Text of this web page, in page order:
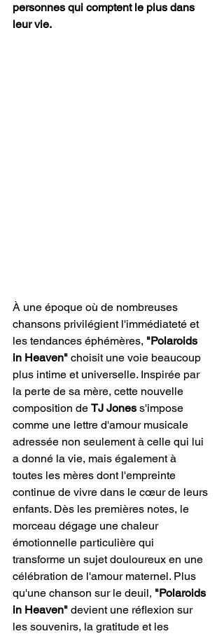
personnes qui comptent le plus dans
leur vie.
À une époque où de nombreuses
chansons privilégient l'immédiateté et
les tendances éphémères, "Polaroids
in Heaven" choisit une voie beaucoup
plus intime et universelle. Inspirée par
la perte de sa mère, cette nouvelle
composition de TJ Jones s'impose
comme une lettre d'amour musicale
adressée non seulement à celle qui lui
a donné la vie, mais également à
toutes les mères dont l'empreinte
continue de vivre dans le cœur de leurs
enfants. Dès les premières notes, le
morceau dégage une chaleur
émotionnelle particulière qui
transforme un sujet douloureux en une
célébration de l'amour maternel. Plus
qu'une chanson sur le deuil, "Polaroids
in Heaven" devient une réflexion sur
les souvenirs, la gratitude et les